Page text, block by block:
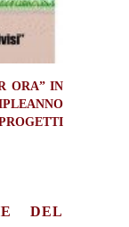
ORA” IN
DEL